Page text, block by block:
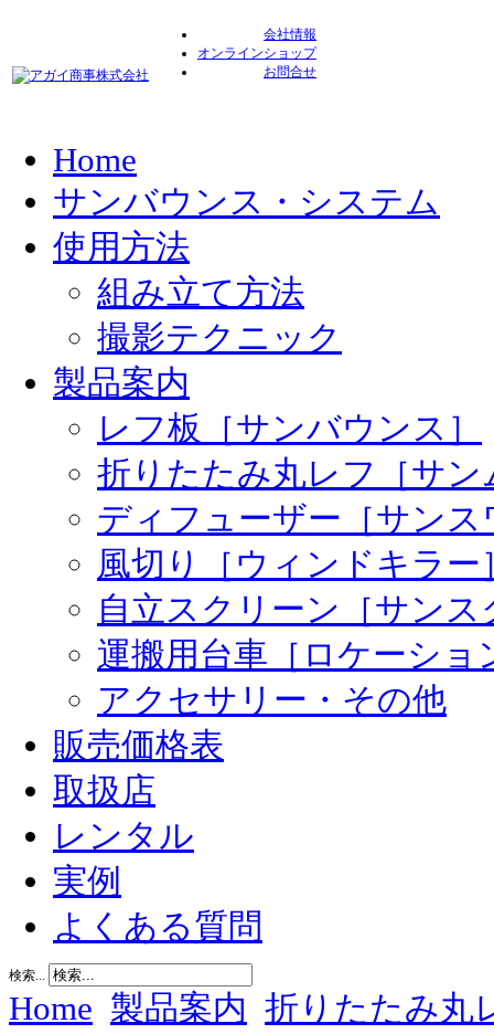
会社情報
オンラインショップ
お問合せ
Home
サンバウンス・システム
使用方法
組み立て方法
撮影テクニック
製品案内
レフ板［サンバウンス］
折りたたみ丸レフ［サン
ディフューザー［サンス
風切り［ウィンドキラー
自立スクリーン［サンス
運搬用台車［ロケーショ
アクセサリー・その他
販売価格表
取扱店
レンタル
実例
よくある質問
検索...
Home 製品案内 折りたたみ丸